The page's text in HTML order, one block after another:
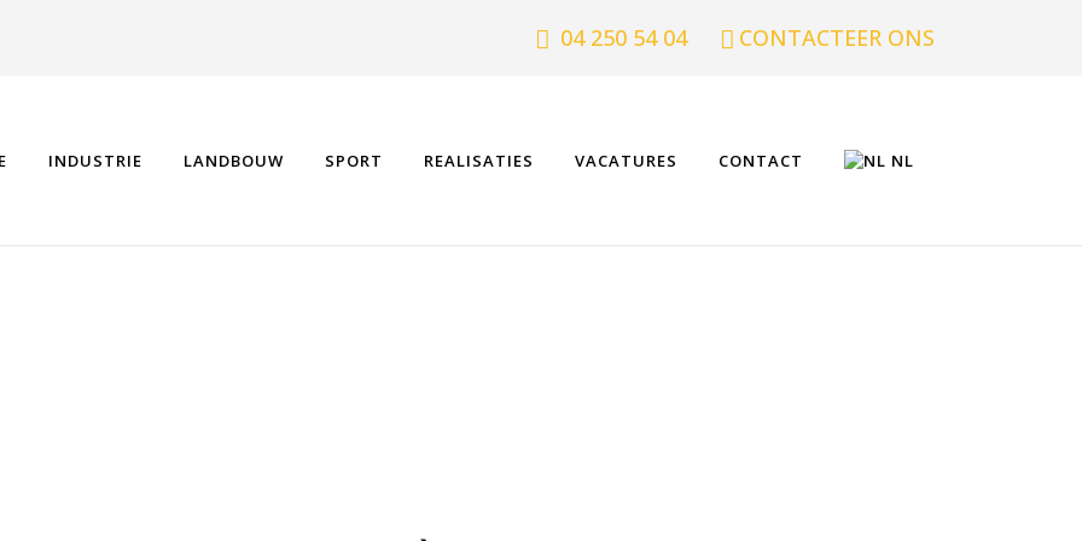
04 250 54 04 CONTACTEER ONS
INDUSTRIE LANDBOUW SPORT REALISATIES VACATURES CONTACT NL